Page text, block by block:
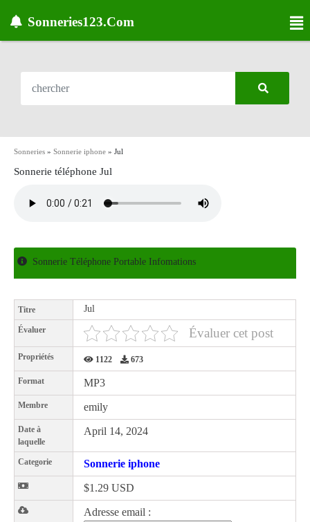
Sonneries123.Com
Sonneries » Sonnerie iphone » Jul
Sonnerie téléphone Jul
Sonnerie Téléphone Portable Infomations
Titre Jul
Évaluer Évaluer cet post
Propriétés 1122 673
Format MP3
Membre emily
Date à
laquelle
April 14, 2024
Categorie Sonnerie iphone
$1.29 USD
Adresse email :